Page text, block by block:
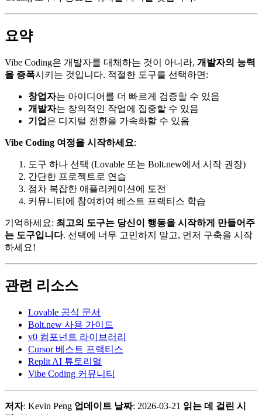
요약
Vibe Coding은 개발자를 대체하는 것이 아니라, 개발자의 능력
을 증폭시키는 것입니다. 적절한 도구를 선택하면:
창업자는 아이디어를 더 빠르게 검증할 수 있음
개발자는 창의적인 작업에 집중할 수 있음
기업 은 디지털 전환을 가속화할 수 있음
Vibe Coding 여정을 시작하세요:
도구 하나 선택 (Lovable 또는 Bolt.new에서 시작 권장)
간단한 프로젝트로 연습
점차 복잡한 애플리케이션에 도전
커뮤니티에 참여하여 베스트 프랙티스 학습
기억하세요: 최고의 도구는 당신이 행동을 시작하게 만들어주
는 도구입니다. 선택에 너무 고민하지 말고, 먼저 구축을 시작
하세요!
관련 리소스
Lovable 공식 문서
Bolt.new 사용 가이드
v0 컴포넌트 라이브러리
Cursor 베스트 프랙티스
Replit AI 튜토리얼
Vibe Coding 커뮤니티
저자: Kevin Peng 업데이트 날짜: 2026-03-21 읽는 데 걸린 시